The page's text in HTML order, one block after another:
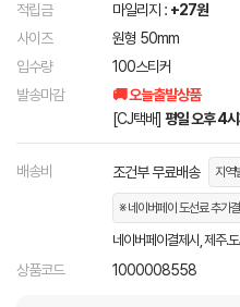
적립금 마일리지 : +27원
사이즈
원형 50mm
입수량
100스티커
발송마감
🚚 오늘출발상품
[CJ택배] 평일 오후 4시
배송비 조건부 무료배송 지역
※ 네이버페이 도선료 추가결
네이버페이결제시, 제주.
상품코드 1000008558